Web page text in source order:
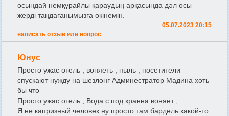
осындай немқұрайлы қараудың арқасында дәл осы
жерді таңдағанымызға өкінемін.
05.07.2023 20:15
написать отзыв или вопрос
Юнус
Просто ужас отель , воняеть , пыль , посетители
спускают нужду на шезлонг Админестратор Мадина хоть
бы что
Просто ужас отель , Вода с под кранна воняет ,
Я не капризный человек ну просто там бардель какой-то